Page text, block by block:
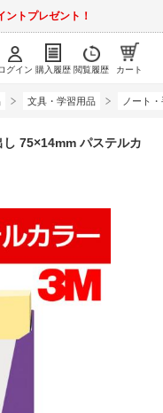
ントプレゼント！
ログイン 購入履歴 閲覧履歴 カート
文具・学習用品 ノート
75×14mm パステルカ